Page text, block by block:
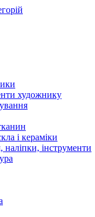
художнику
і кераміки
інструменти